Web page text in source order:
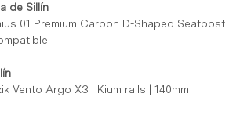
de Sillín
01 Premium Carbon D-Shaped Seatpost
Vento Argo X3 | Kium rails | 140mm